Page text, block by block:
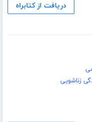
دریافت از کتابراه
زناشویی